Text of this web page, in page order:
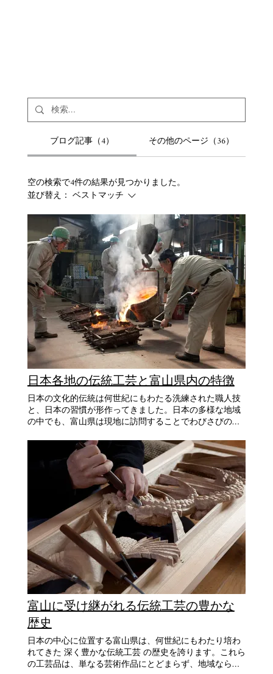
ブログ記事（4） その他のページ（36）
空の検索で4件の結果が見つかりました。
並び替え： ベストマッチ
日本各地の伝統工芸と富山県内の特徴
日本の文化的伝統は何世紀にもわたる洗練された職人技
と、日本の習慣が形作ってきました。日本の多様な地域
の中でも、富山県は現地に訪問することでわびさびの哲
ができます。 富山の伝統工芸の魅力 日本の工芸は、職人
と素材の間の精神的なつながりを具現化し、慎重に作ら
れた作品の一つ一つを通じて日本の歴史を反映していま
す。2025年現在、国が認める伝統工芸品は、243品目あり
ますが、大きくカテゴリー分けをすると、9つに分られま
す。 ・染織品 ・陶磁器 ・漆器 ・木工・竹工品 ・金工品
・仏壇・仏具 ・文具・和紙 ・貴石細工 ・その他 富山
県内には6品目もあり、47都道府県で見ると11位の品数に
なります。また、6品目の中には、各カテゴリーの中でト
ップシェアを占めるものや、他の地域にない唯一無二の
技術があります。 富山県は、雄大な日本アルプスと日
本海の間に位置し、400年以上にわたって卓越した日本の
芸術工芸を育んできました。日本の文化的伝統を保存し
ながら現代的な応用を受け入れるこの地域は、本物の日
本の工芸体験に興味のある人々にとっての宝庫となって
います。 富山の伝統工芸品 高岡銅器：日本金工の傑作
高岡銅器は日本の職人金工の頂点を表し、この地域の豊
かな日本の歴史の一部として1609年に確立されました。
これらの非凡な作品は、銅、真鍮、青銅を用いた伝統的
な鋳造技術を示し、深い森の緑から豊かなチョコレート
富山に受け継がれる伝統工芸の豊かな
歴史
日本の中心に位置する富山県は、何世紀にもわたり培わ
れてきた 深く豊かな伝統工芸 の歴史を誇ります。これら
の工芸品は、単なる芸術作品にとどまらず、地域ならで